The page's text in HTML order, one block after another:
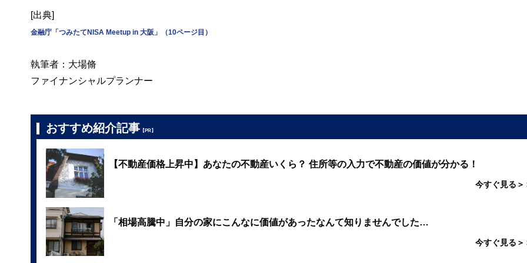
[出典]
金融庁「つみたてNISA Meetup in 大阪」（10ページ目）
執筆者：大場脩
ファイナンシャルプランナー
おすすめ紹介記事 【PR】
【不動産価格上昇中】あなたの不動産いくら？ 住所等の入力で不動産の価値が分かる！
今すぐ見る＞
「相場高騰中」自分の家にこんなに価値があったなんて知りませんでした…
今すぐ見る＞